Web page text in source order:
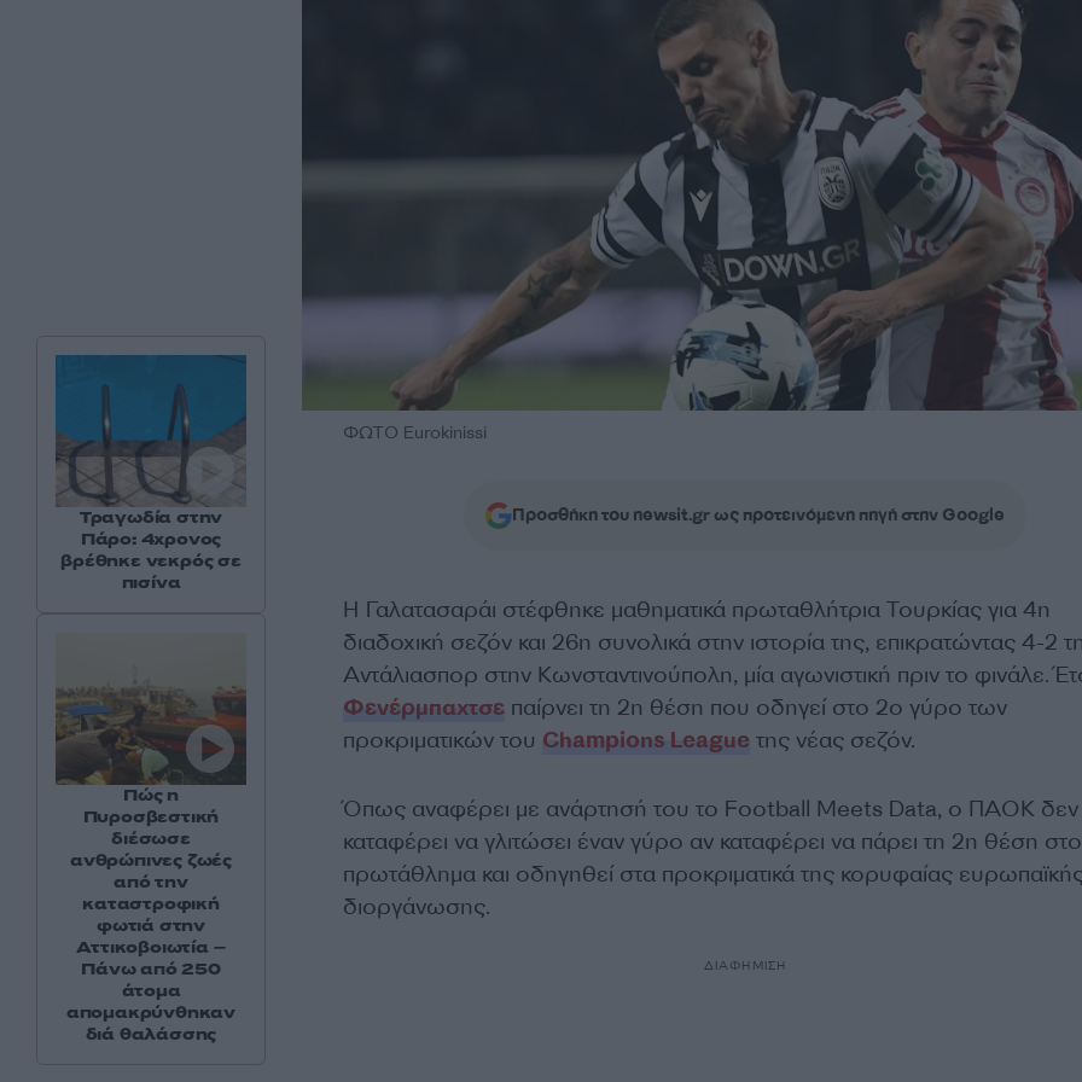
ΦΩΤΟ Eurokinissi
Προσθήκη του newsit.gr ως προτεινόμενη πηγή στην Google
Η Γαλατασαράι στέφθηκε μαθηματικά πρωταθλήτρια Τουρκίας για 4η
διαδοχική σεζόν και 26η συνολικά στην ιστορία της, επικρατώντας 4-2
Αντάλιασπορ στην Κωνσταντινούπολη, μία αγωνιστική πριν το φινάλε.
Φενέρμπαχτσεπαίρνει τη 2η θέση που οδηγεί στο 2ο γύρο των
προκριματικών του Champions Leagueτης νέας σεζόν.
Όπως αναφέρει με ανάρτησή του το Football Meets Data, ο ΠΑΟΚ
καταφέρει να γλιτώσει έναν γύρο αν καταφέρει να πάρει τη 2η θέση στο
πρωτάθλημα και οδηγηθεί στα προκριματικά της κορυφαίας
διοργάνωσης.
ΔΙΑΦΗΜΙΣΗ
Τραγωδία στην
Πάρο: 4χρονος
βρέθηκε νεκρός σε
πισίνα
Πώς η
Πυροσβεστική
διέσωσε
ανθρώπινες ζωές
από την
καταστροφική
φωτιά στην
Αττικοβοιωτία –
Πάνω από 250
άτομα
απομακρύνθηκαν
διά θαλάσσης